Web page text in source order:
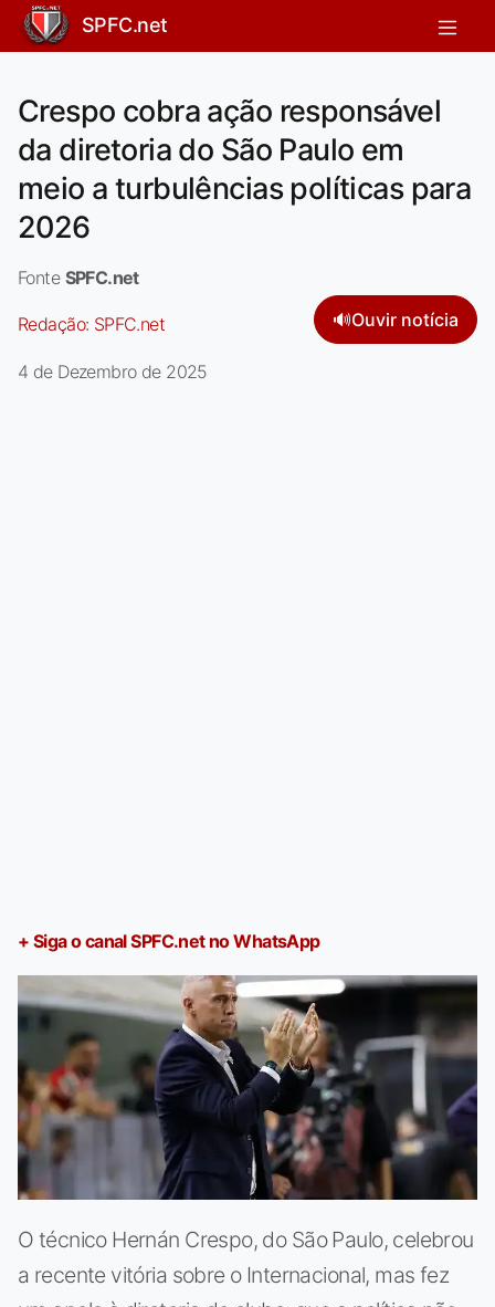
SPFC.net
Crespo cobra ação responsável
da diretoria do São Paulo em
meio a turbulências políticas para
2026
Fonte SPFC.net
Redação: SPFC.net 🔊Ouvir notícia
4 de Dezembro de 2025
+ Siga o canal SPFC.net no WhatsApp
O técnico Hernán Crespo, do São Paulo, celebrou
a recente vitória sobre o Internacional, mas fez